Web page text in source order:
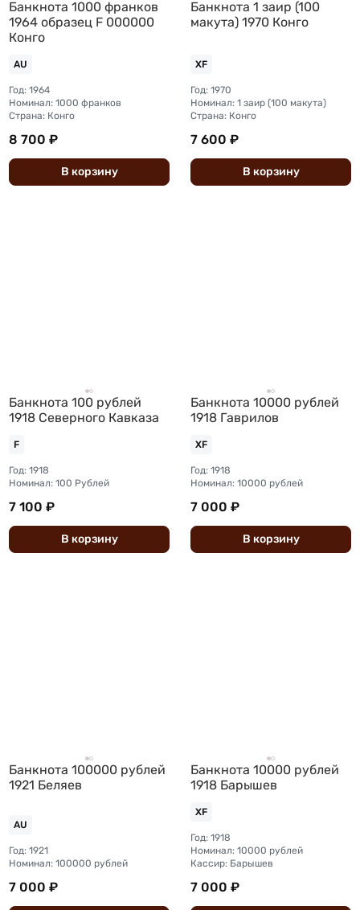
Банкнота 1000 франков
1964 образец F 000000
Конго
AU
Год: 1964
Номинал: 1000 франков
Страна: Конго
8 700 ₽
В корзину
Банкнота 1 заир (100
макута) 1970 Конго
XF
Год: 1970
Номинал: 1 заир (100 макута)
Страна: Конго
7 600 ₽
В корзину
Банкнота 100 рублей
1918 Северного Кавказа
F
Год: 1918
Номинал: 100 Рублей
7 100 ₽
В корзину
Банкнота 10000 рублей
1918 Гаврилов
XF
Год: 1918
Номинал: 10000 рублей
7 000 ₽
В корзину
Банкнота 100000 рублей
1921 Беляев
AU
Год: 1921
Номинал: 100000 рублей
7 000 ₽
Банкнота 10000 рублей
1918 Барышев
XF
Год: 1918
Номинал: 10000 рублей
Кассир: Барышев
7 000 ₽